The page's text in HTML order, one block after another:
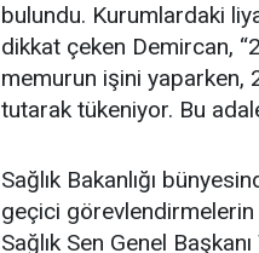
bulundu. Kurumlardaki
dikkat çeken Demircan,
memurun işini yaparken,
tutarak tükeniyor. Bu
Sağlık Bakanlığı
geçici görevlendirmelerin
Sağlık Sen Genel